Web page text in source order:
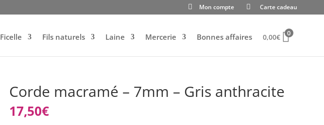
Carte cadeau
Mon compte
Ficelle Fils naturels Laine Mercerie Bonnes affaires 0,00€ 0
Corde macramé – 7mm – Gris anthracite
17,50€